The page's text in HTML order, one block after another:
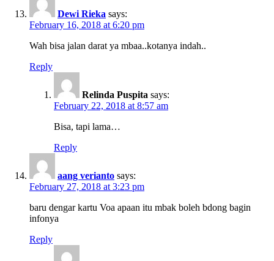
Dewi Rieka says:
February 16, 2018 at 6:20 pm
Wah bisa jalan darat ya mbaa..kotanya indah..
Reply
Relinda Puspita says:
February 22, 2018 at 8:57 am
Bisa, tapi lama…
Reply
aang verianto says:
February 27, 2018 at 3:23 pm
baru dengar kartu Voa apaan itu mbak boleh bdong bagin
infonya
Reply